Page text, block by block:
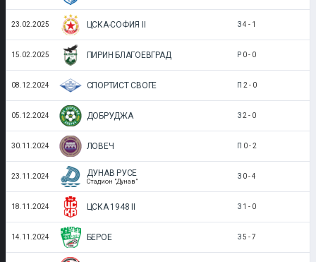
23.02.2025 ЦСКА-СОФИЯ II З 4 - 1
15.02.2025 ПИРИН БЛАГОЕВГРАД Р 0- 0
08.12.2024 СПОРТИСТ СВОГЕ П 2 - 0
05.12.2024 ДОБРУДЖА З 2 - 0
30.11.2024 ЛОВЕЧ П 0-2
23.11.2024 ДУНАВ РУСЕ
Стадион "Дунав"
З 0-4
18.11.2024 ЦСКА 1948 II З 1 - 0
14.11.2024 БЕРОЕ З 5 -7